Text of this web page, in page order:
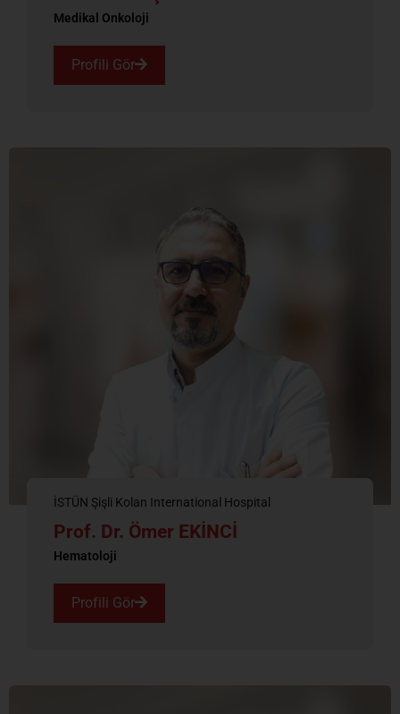
Medikal Onkoloji
Profili Gör
İSTÜN Şişli Kolan International Hospital
Prof. Dr. Ömer EKİNCİ
Hematoloji
Profili Gör